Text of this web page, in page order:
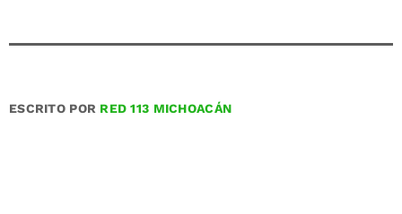
ESCRITO POR RED 113 MICHOACÁN